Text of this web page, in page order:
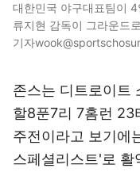
대한민국 야구대표팀이
류지현 감독이 그라운드
기자
존스는 디트로이트
할8푼7리 7홈런 23
주전이라고 보기에
스페셜리스트'로 활